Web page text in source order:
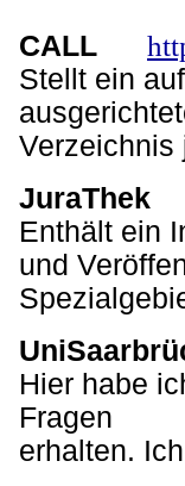
CALL
Stellt ein
Verzeichnis
JuraThek
Enthält ein
und
Hier habe
Fragen
erhalten.